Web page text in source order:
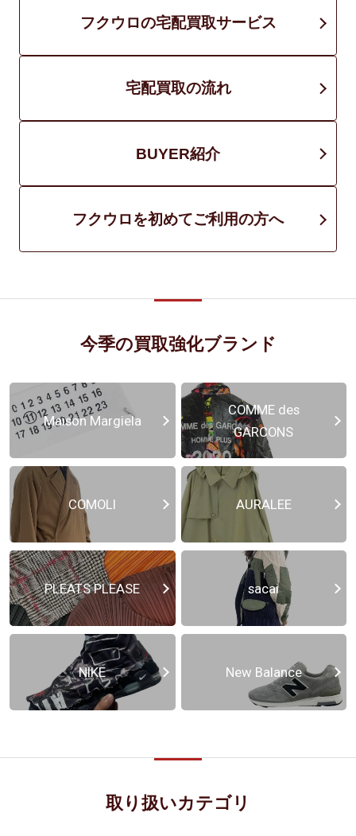
フクウロの宅配買取サービス
宅配買取の流れ
BUYER紹介
フクウロを初めてご利用の方へ
今季の買取強化ブランド
Maison Margiela
COMME des
GARCONS
COMOLI AURALEE
PLEATS PLEASE sacai
NIKE New Balance
取り扱いカテゴリ